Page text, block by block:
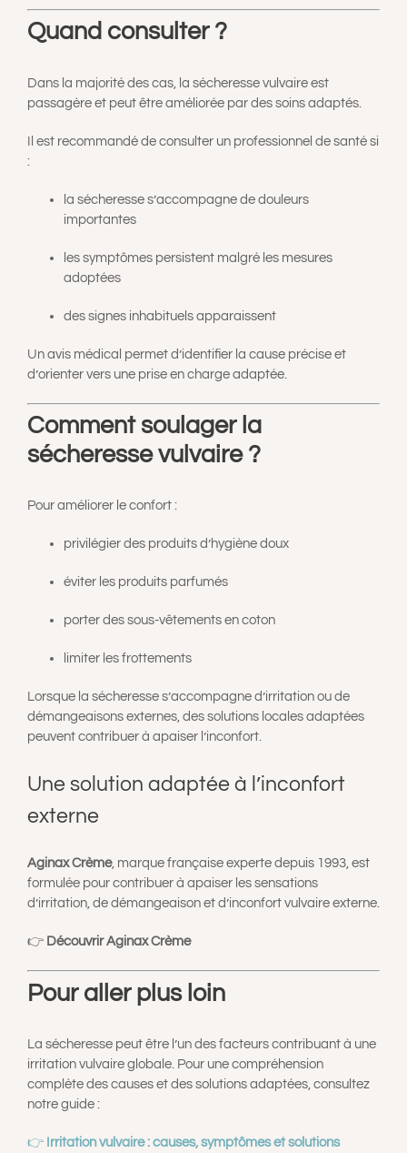
Quand consulter ?
Dans la majorité des cas, la sécheresse vulvaire est
passagère et peut être améliorée par des soins adaptés.
Il est recommandé de consulter un professionnel de santé si
:
la sécheresse s’accompagne de douleurs
importantes
les symptômes persistent malgré les mesures
adoptées
des signes inhabituels apparaissent
Un avis médical permet d’identifier la cause précise et
d’orienter vers une prise en charge adaptée.
Comment soulager la
sécheresse vulvaire ?
Pour améliorer le confort :
privilégier des produits d’hygiène doux
éviter les produits parfumés
porter des sous-vêtements en coton
limiter les frottements
Lorsque la sécheresse s’accompagne d’irritation ou de
démangeaisons externes, des solutions locales adaptées
peuvent contribuer à apaiser l’inconfort.
Une solution adaptée à l’inconfort
externe
Aginax Crème, marque française experte depuis 1993, est
formulée pour contribuer à apaiser les sensations
d’irritation, de démangeaison et d’inconfort vulvaire externe.
👉 Découvrir Aginax Crème
Pour aller plus loin
La sécheresse peut être l’un des facteurs contribuant à une
irritation vulvaire globale. Pour une compréhension
complète des causes et des solutions adaptées, consultez
notre guide :
👉 Irritation vulvaire : causes, symptômes et solutions